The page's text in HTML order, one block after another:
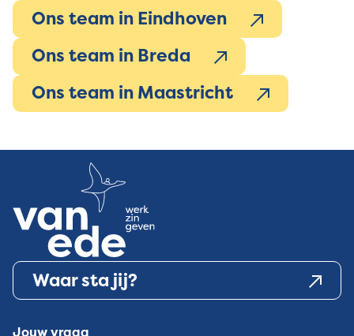
Ons team in Eindhoven
Ons team in Breda
Ons team in Maastricht
Waar sta jij?
Jouw vraag